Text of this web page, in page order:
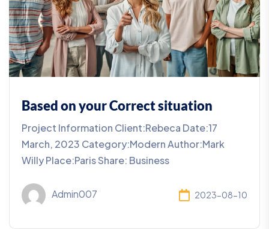
Based on your Correct situation
Project Information Client:Rebeca Date:17
March, 2023 Category:Modern Author:Mark
Willy Place:Paris Share: Business
Admin007 2023-08-10